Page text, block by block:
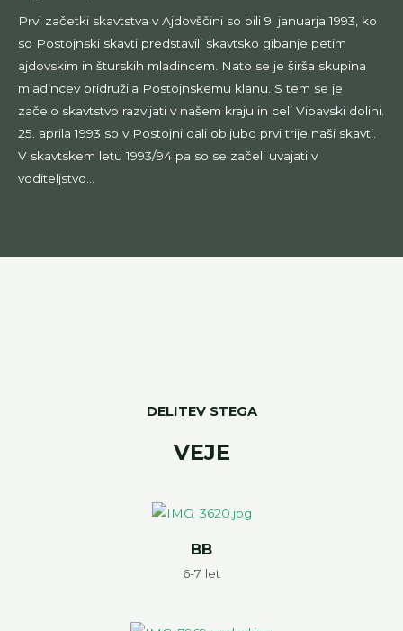
Prvi začetki skavtstva v Ajdovščini so bili 9. januarja 1993, ko
so Postojnski skavti predstavili skavtsko gibanje petim
ajdovskim in šturskih mladincem. Nato se je širša skupina
mladincev pridružila Postojnskemu klanu. S tem se je
začelo skavtstvo razvijati v našem kraju in celi Vipavski dolini.
25. aprila 1993 so v Postojni dali obljubo prvi trije naši skavti.
V skavtskem letu 1993/94 pa so se začeli uvajati v
voditeljstvo...
DELITEV STEGA
VEJE
BB
6-7 let